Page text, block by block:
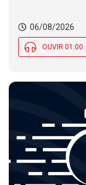
quinta (6) em SC
06/08/2026
OUVIR 01:00